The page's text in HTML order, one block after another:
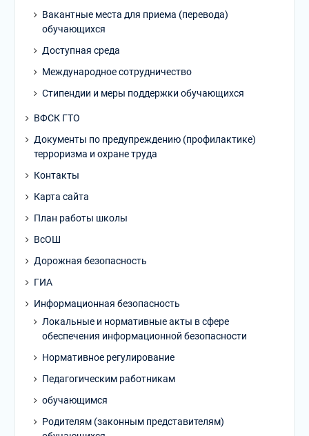
Вакантные места для приема (перевода)
обучающихся
Доступная среда
Международное сотрудничество
Стипендии и меры поддержки обучающихся
ВФСК ГТО
Документы по предупреждению (профилактике)
терроризма и охране труда
Контакты
Карта сайта
План работы школы
ВсОШ
Дорожная безопасность
ГИА
Информационная безопасность
Локальные и нормативные акты в сфере
обеспечения информационной безопасности
Нормативное регулирование
Педагогическим работникам
обучающимся
Родителям (законным представителям)